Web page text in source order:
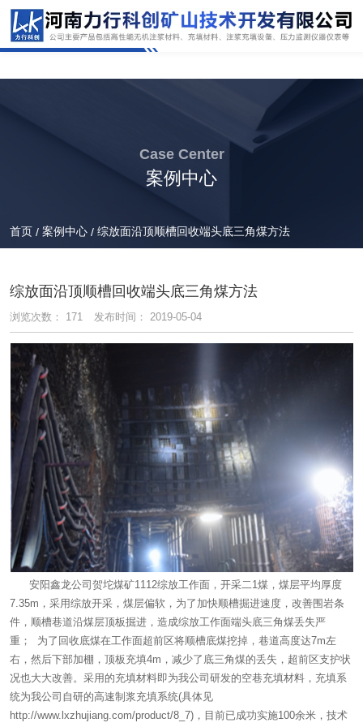
Case Center
案例中心
首页 / 案例中心 / 综放面沿顶顺槽回收端头底三角煤方法
综放面沿顶顺槽回收端头底三角煤方法
浏览次数： 171 发布时间： 2019-05-04
安阳鑫龙公司贺坨煤矿1112综放工作面，开采二1煤，煤层平均厚度
7.35m，采用综放开采，煤层偏软，为了加快顺槽掘进速度，改善围岩条
件，顺槽巷道沿煤层顶板掘进，造成综放工作面端头底三角煤丢失严
重； 为了回收底煤在工作面超前区将顺槽底煤挖掉，巷道高度达7m左
右，然后下部加棚，顶板充填4m，减少了底三角煤的丢失，超前区支护状
况也大大改善。采用的充填材料即为我公司研发的空巷充填材料，充填系
统为我公司自研的高速制浆充填系统(具体见
http://www.lxzhujiang.com/product/8_7)，目前已成功实施100余米，技术